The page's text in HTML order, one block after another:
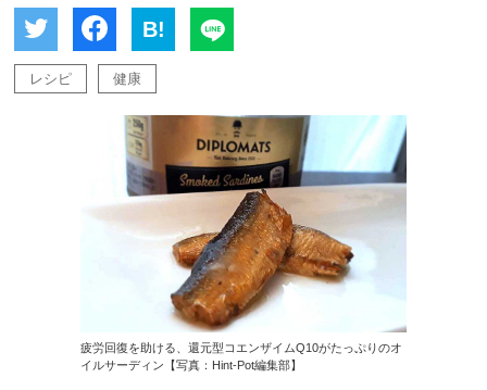
B!
レシピ 健康
疲労回復を助ける、還元型コエンザイムQ10がたっぷりのオ
イルサーディン【写真：Hint-Pot編集部】